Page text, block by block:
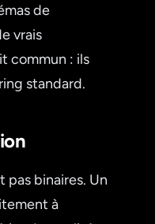
de
vrais
commun : ils
standard.
pas binaires. Un
à